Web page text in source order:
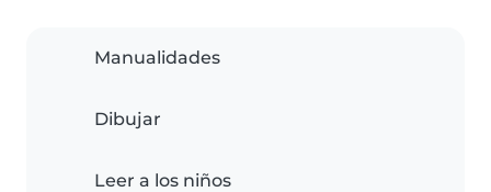
Manualidades
Dibujar
Leer a los niños